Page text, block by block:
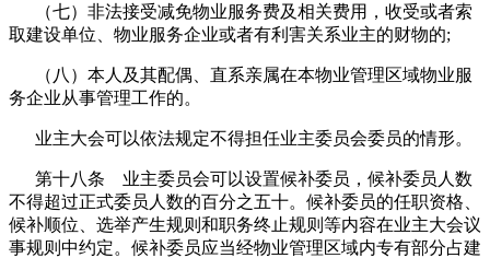
（七）非法接受减免物业服务费及相关费用，收受或者索
取建设单位、物业服务企业或者有利害关系业主的财物的;
（八）本人及其配偶、直系亲属在本物业管理区域物业服
务企业从事管理工作的。
业主大会可以依法规定不得担任业主委员会委员的情形。
第十八条 业主委员会可以设置候补委员，候补委员人数
不得超过正式委员人数的百分之五十。候补委员的任职资格、
候补顺位、选举产生规则和职务终止规则等内容在业主大会议
事规则中约定。候补委员应当经物业管理区域内专有部分占建